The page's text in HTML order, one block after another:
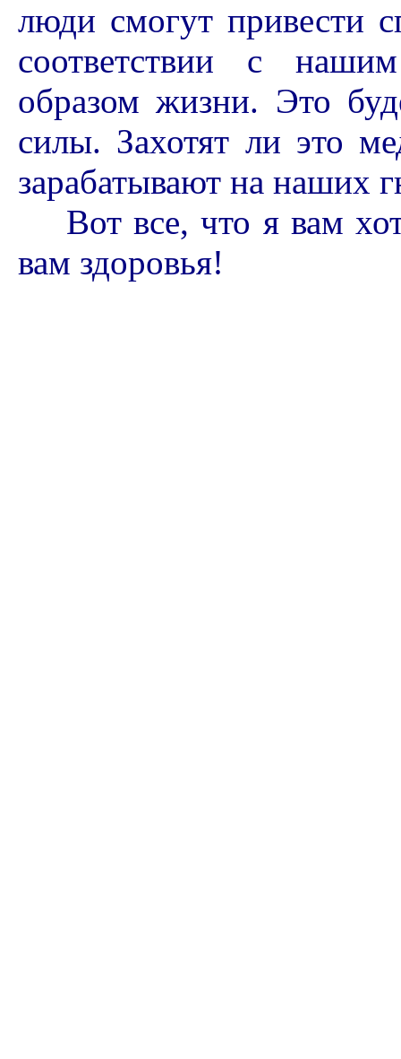
люди смогут привести
соответствии с
образом жизни. Это
силы. Захотят ли это
зарабатывают на наших
Вот все, что я вам
вам здоровья!